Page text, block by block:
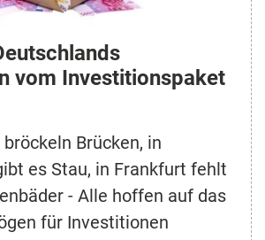
vom Investitionspaket
Brücken, in
es Stau, in Frankfurt fehlt
- Alle hoffen auf das
für Investitionen